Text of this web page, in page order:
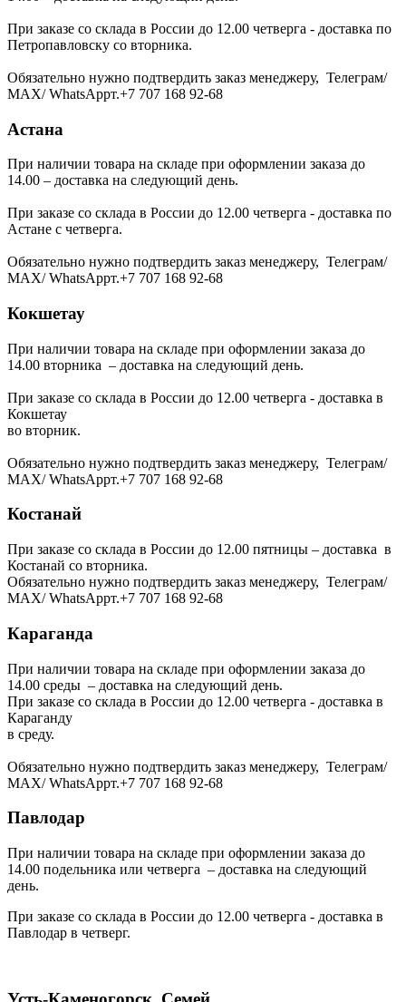
При заказе со склада в России до 12.00 четверга - доставка по
Петропавловску со вторника.
Обязательно нужно подтвердить заказ менеджеру, Телеграм/
МАХ/ WhatsAppт.+7 707 168 92-68
Астана
При наличии товара на складе при оформлении заказа до
14.00 – доставка на следующий день.
При заказе со склада в России до 12.00 четверга - доставка по
Астане с четверга.
Обязательно нужно подтвердить заказ менеджеру, Телеграм/
МАХ/ WhatsAppт.+7 707 168 92-68
Кокшетау
При наличии товара на складе при оформлении заказа до
14.00 вторника – доставка на следующий день.
При заказе со склада в России до 12.00 четверга - доставка в
Кокшетау
во вторник.
Обязательно нужно подтвердить заказ менеджеру, Телеграм/
МАХ/ WhatsAppт.+7 707 168 92-68
Костанай
При заказе со склада в России до 12.00 пятницы – доставка в
Костанай со вторника.
Обязательно нужно подтвердить заказ менеджеру, Телеграм/
МАХ/ WhatsAppт.+7 707 168 92-68
Караганда
При наличии товара на складе при оформлении заказа до
14.00 среды – доставка на следующий день.
При заказе со склада в России до 12.00 четверга - доставка в
Караганду
в среду.
Обязательно нужно подтвердить заказ менеджеру, Телеграм/
МАХ/ WhatsAppт.+7 707 168 92-68
Павлодар
При наличии товара на складе при оформлении заказа до
14.00 подельника или четверга – доставка на следующий
день.
При заказе со склада в России до 12.00 четверга - доставка в
Павлодар в четверг.